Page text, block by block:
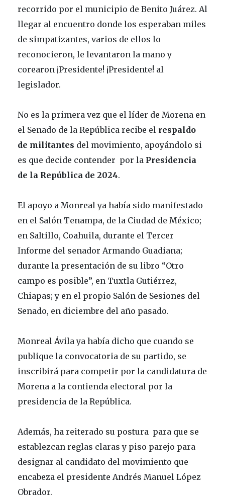
recorrido por el municipio de Benito Juárez. Al
llegar al encuentro donde los esperaban miles
de simpatizantes, varios de ellos lo
reconocieron, le levantaron la mano y
corearon ¡Presidente! ¡Presidente! al
legislador.
No es la primera vez que el líder de Morena en
el Senado de la República recibe el respaldo
de militantes del movimiento, apoyándolo si
es que decide contender por la Presidencia
de la República de 2024.
El apoyo a Monreal ya había sido manifestado
en el Salón Tenampa, de la Ciudad de México;
en Saltillo, Coahuila, durante el Tercer
Informe del senador Armando Guadiana;
durante la presentación de su libro “Otro
campo es posible”, en Tuxtla Gutiérrez,
Chiapas; y en el propio Salón de Sesiones del
Senado, en diciembre del año pasado.
Monreal Ávila ya había dicho que cuando se
publique la convocatoria de su partido, se
inscribirá para competir por la candidatura de
Morena a la contienda electoral por la
presidencia de la República.
Además, ha reiterado su postura para que se
establezcan reglas claras y piso parejo para
designar al candidato del movimiento que
encabeza el presidente Andrés Manuel López
Obrador.